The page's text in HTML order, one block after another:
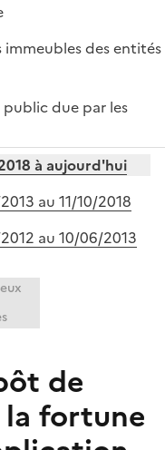
immeubles des entités
due par les
à aujourd'hui
au 11/10/2018
au 10/06/2013
de
fortune